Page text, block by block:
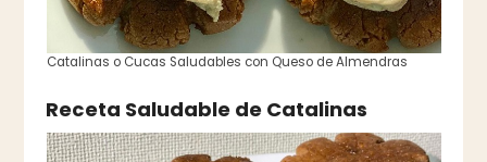
Catalinas o Cucas Saludables con Queso de Almendras
Receta Saludable de Catalinas